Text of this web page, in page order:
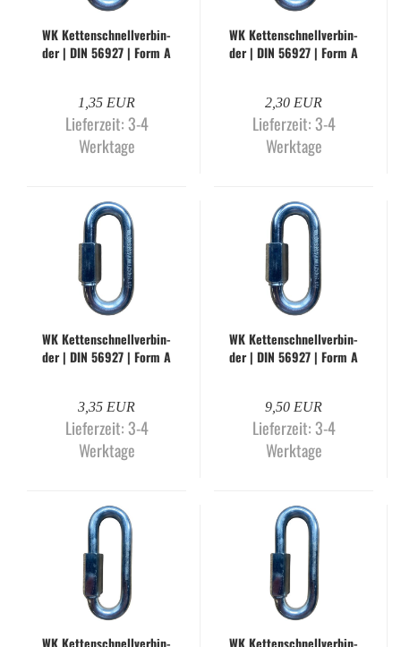
WK Ket­ten­schnell­ver­bin­
der | DIN 56927 | Form A
1,35 EUR
Lieferzeit:3-4
Werktage
WK Ket­ten­schnell­ver­bin­
der | DIN 56927 | Form A
2,30 EUR
Lieferzeit:3-4
Werktage
WK Ket­ten­schnell­ver­bin­
der | DIN 56927 | Form A
3,35 EUR
Lieferzeit:3-4
Werktage
WK Ket­ten­schnell­ver­bin­
der | DIN 56927 | Form A
9,50 EUR
Lieferzeit:3-4
Werktage
WK Ket­ten­schnell­ver­bin­
WK Ket­ten­schnell­ver­bin­